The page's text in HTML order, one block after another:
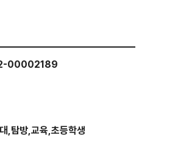
00002189
,탐방,교육,초등학생